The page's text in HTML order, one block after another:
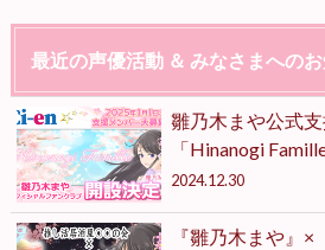
最近の声優活動 ＆ みなさまへの
雛乃木まや公式
「Hinanogi
2024.12.30
『雛乃木まや』